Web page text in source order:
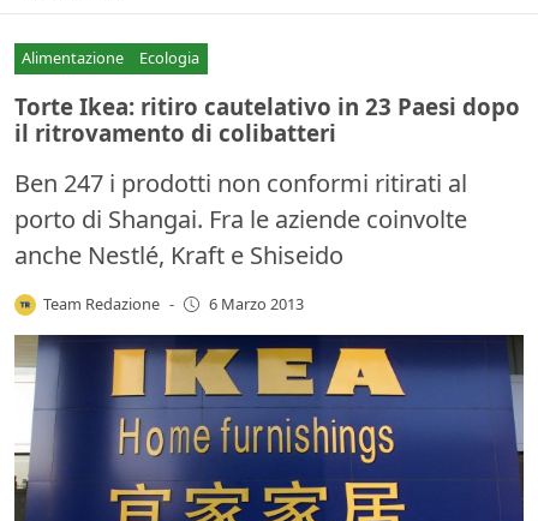
Alimentazione Ecologia
Torte Ikea: ritiro cautelativo in 23 Paesi dopo
il ritrovamento di colibatteri
Ben 247 i prodotti non conformi ritirati al
porto di Shangai. Fra le aziende coinvolte
anche Nestlé, Kraft e Shiseido
Team Redazione - 6 Marzo 2013